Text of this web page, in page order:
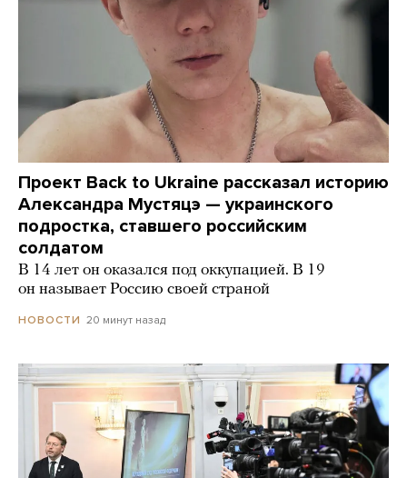
Проект Back to Ukraine рассказал историю
Александра Мустяцэ — украинского
подростка, ставшего российским
солдатом
В 14 лет он оказался под оккупацией. В 19
он называет Россию своей страной
НОВОСТИ 20 минут назад